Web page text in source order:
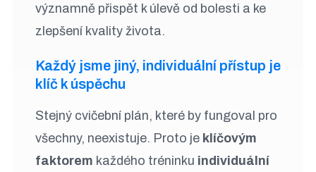
významně přispět k úlevě od bolesti a ke
zlepšení kvality života.
Každý jsme jiný, individuální přístup je
klíč k úspěchu
Stejný cvičební plán, které by fungoval pro
všechny, neexistuje. Proto je klíčovým
faktorem každého tréninku individuální